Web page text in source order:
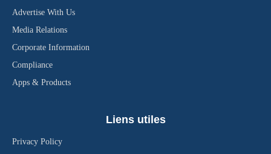
Advertise With Us
Media Relations
Corporate Information
Compliance
Apps & Products
Liens utiles
Privacy Policy